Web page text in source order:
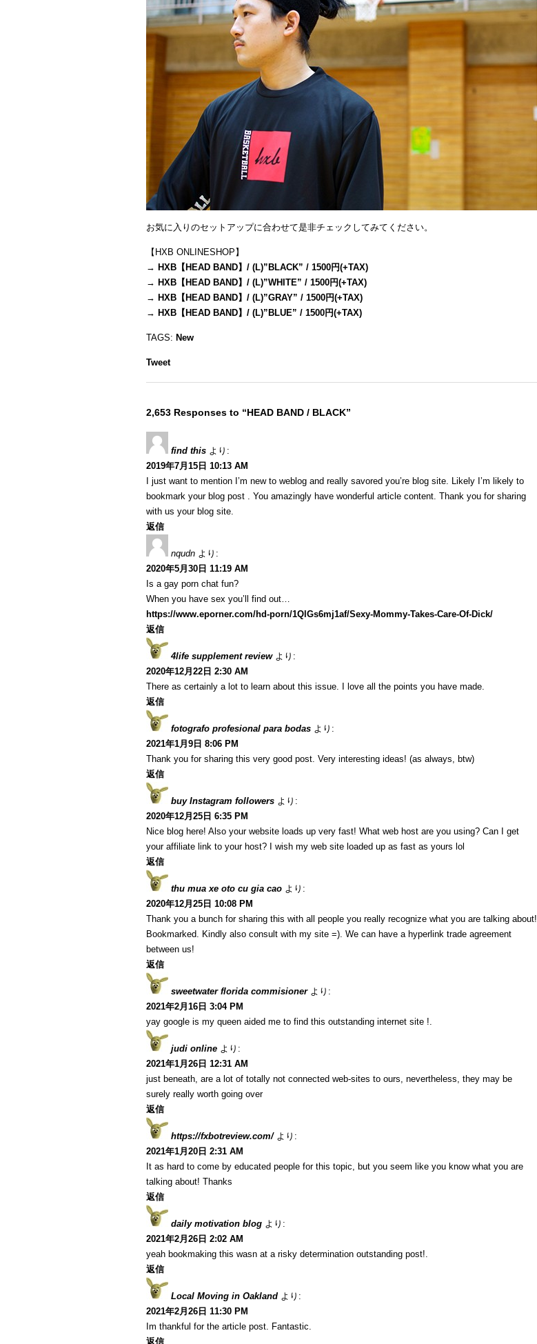
お気に入りのセットアップに合わせて是非チェックしてみてください。
【HXB ONLINESHOP】
→ HXB【HEAD BAND】/ (L)”BLACK” / 1500円(+TAX)
→ HXB【HEAD BAND】/ (L)”WHITE” / 1500円(+TAX)
→ HXB【HEAD BAND】/ (L)”GRAY” / 1500円(+TAX)
→ HXB【HEAD BAND】/ (L)”BLUE” / 1500円(+TAX)
TAGS: New
Tweet
2,653 Responses to “HEAD BAND / BLACK”
find this より:
2019年7月15日 10:13 AM
I just want to mention I’m new to weblog and really savored you’re blog site. Likely I’m likely to
bookmark your blog post . You amazingly have wonderful article content. Thank you for sharing
with us your blog site.
返信
nqudn より:
2020年5月30日 11:19 AM
Is a gay porn chat fun?
When you have sex you’ll find out…
https://www.eporner.com/hd-porn/1QlGs6mj1af/Sexy-Mommy-Takes-Care-Of-Dick/
返信
4life supplement review より:
2020年12月22日 2:30 AM
There as certainly a lot to learn about this issue. I love all the points you have made.
返信
fotografo profesional para bodas より:
2021年1月9日 8:06 PM
Thank you for sharing this very good post. Very interesting ideas! (as always, btw)
返信
buy Instagram followers より:
2020年12月25日 6:35 PM
Nice blog here! Also your website loads up very fast! What web host are you using? Can I get
your affiliate link to your host? I wish my web site loaded up as fast as yours lol
返信
thu mua xe oto cu gia cao より:
2020年12月25日 10:08 PM
Thank you a bunch for sharing this with all people you really recognize what you are talking about!
Bookmarked. Kindly also consult with my site =). We can have a hyperlink trade agreement
between us!
返信
sweetwater florida commisioner より:
2021年2月16日 3:04 PM
yay google is my queen aided me to find this outstanding internet site !.
judi online より:
2021年1月26日 12:31 AM
just beneath, are a lot of totally not connected web-sites to ours, nevertheless, they may be
surely really worth going over
返信
https://fxbotreview.com/ より:
2021年1月20日 2:31 AM
It as hard to come by educated people for this topic, but you seem like you know what you are
talking about! Thanks
返信
daily motivation blog より:
2021年2月26日 2:02 AM
yeah bookmaking this wasn at a risky determination outstanding post!.
返信
Local Moving in Oakland より:
2021年2月26日 11:30 PM
Im thankful for the article post. Fantastic.
返信